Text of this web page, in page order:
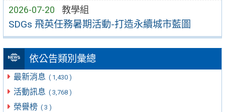
2026-07-20 教學組
SDGs 飛英任務暑期活動-打造永續城市藍圖
依公告類別彙總
最新消息 ( 1,430 )
活動訊息 ( 3,768 )
榮譽榜 ( 3 )